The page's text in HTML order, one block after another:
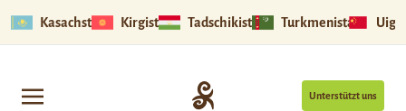
Kasachstan Kirgistan Tadschikistan Turkmenistan
Unterstützt uns